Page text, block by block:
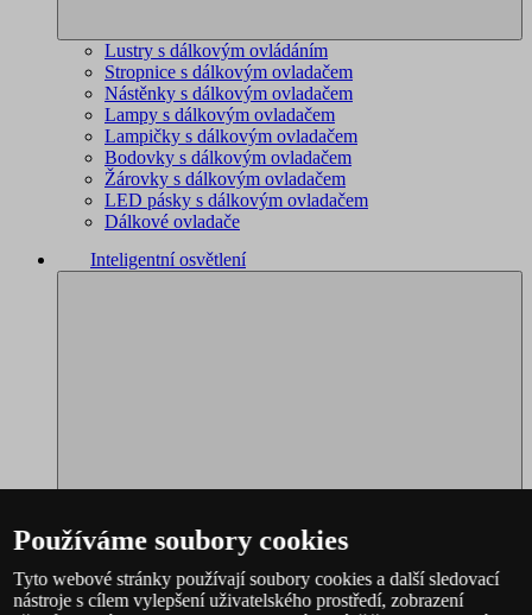
Lustry s dálkovým ovládáním
Stropnice s dálkovým ovladačem
Nástěnky s dálkovým ovladačem
Lampy s dálkovým ovladačem
Lampičky s dálkovým ovladačem
Bodovky s dálkovým ovladačem
Žárovky s dálkovým ovladačem
LED pásky s dálkovým ovladačem
Dálkové ovladače
Inteligentní osvětlení
Používáme soubory cookies
Tyto webové stránky používají soubory cookies a další sledovací
nástroje s cílem vylepšení uživatelského prostředí, zobrazení